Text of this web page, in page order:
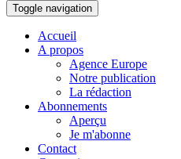
Toggle navigation
Accueil
A propos
Agence Europe
Notre publication
La rédaction
Abonnements
Aperçu
Je m'abonne
Contact